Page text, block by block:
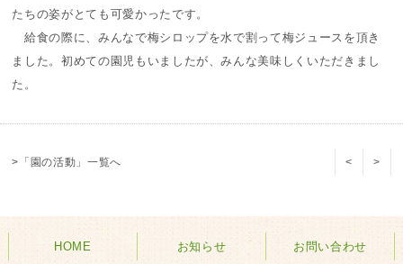
たちの姿がとても可愛かったです。
給食の際に、みんなで梅シロップを水で割って梅ジュースを頂き
ました。初めての園児もいましたが、みんな美味しくいただきまし
た。
>「園の活動」一覧へ < >
HOME お知らせ お問い合わせ